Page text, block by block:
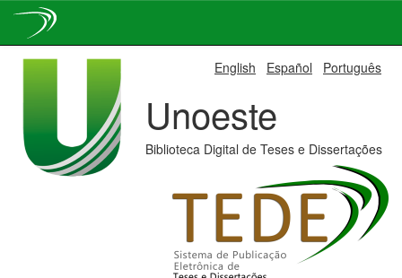
English Español Português
Unoeste
Biblioteca Digital de Teses e Dissertações